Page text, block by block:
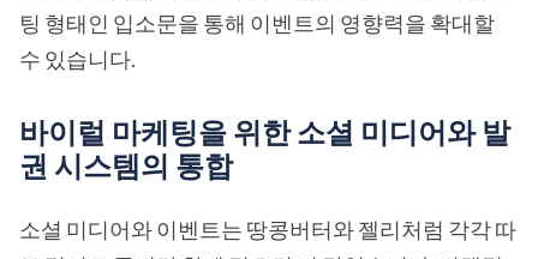
팅 형태인 입소문을 통해 이벤트의 영향력을 확대할
수 있습니다.
바이럴 마케팅을 위한 소셜 미디어와 발
권 시스템의 통합
소셜 미디어와 이벤트는 땅콩버터와 젤리처럼 각각 따